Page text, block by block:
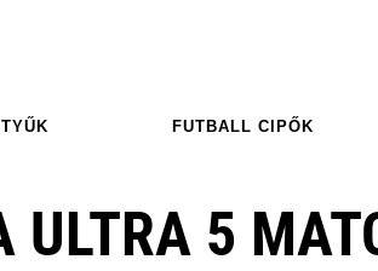
FUTBALL CIPŐK
ULTRA 5